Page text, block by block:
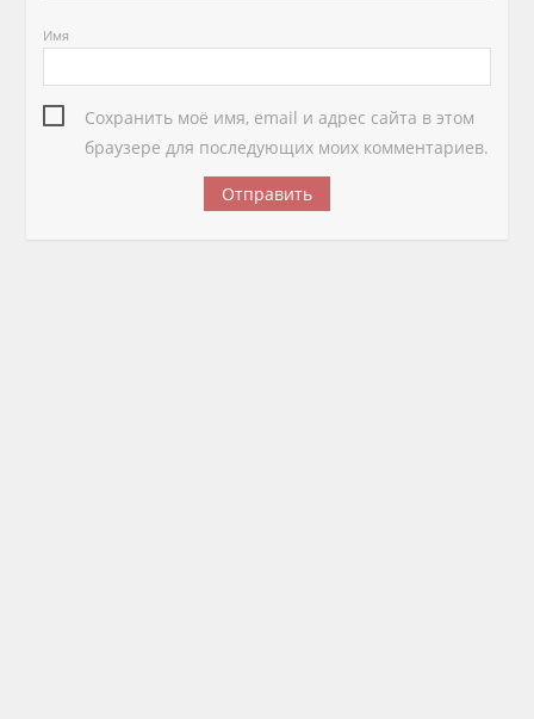
Имя
Сохранить моё имя, email и адрес сайта в этом
браузере для последующих моих комментариев.